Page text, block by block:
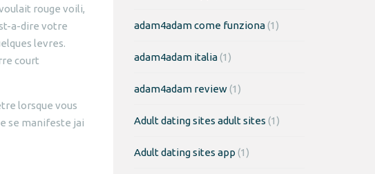
rouge voili,
a-dire votre
levres.
court
lorsque vous
se manifeste jai
adam4adam come funziona(1)
adam4adam italia(1)
adam4adam review(1)
Adult dating sites adult sites (1)
Adult dating sites app (1)